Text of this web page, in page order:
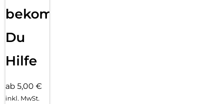
bekommst
Du
Hilfe
ab 5,00 €
inkl. MwSt.